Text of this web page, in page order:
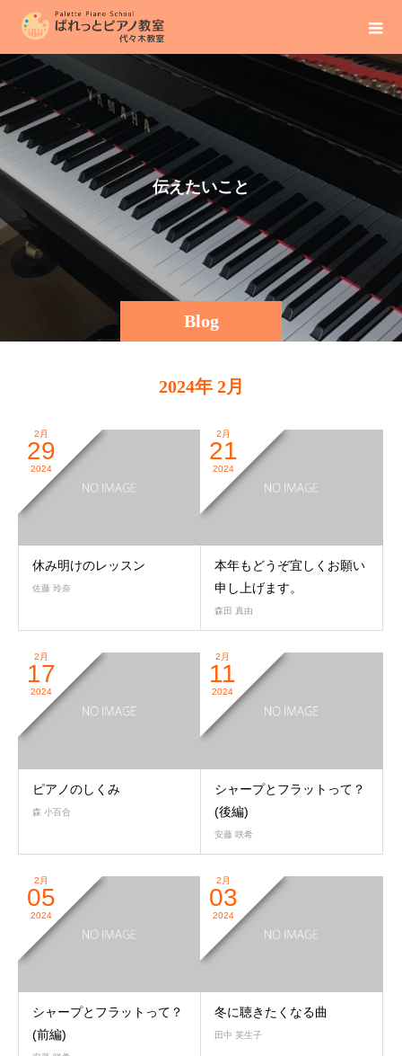
Blog
伝えたいこ と
その
2024年 2月
2月
29
2024
休み明けのレッスン
佐藤 玲奈
2月
21
2024
本年もどうぞ宜しくお願い
申し上げます。
森田 真由
2月
17
2024
ピアノのしくみ
森 小百合
2月
11
2024
シャープとフラットって？
(後編)
安藤 咲希
2月
05
2024
シャープとフラットって？
(前編)
2月
03
2024
冬に聴きたくなる曲
田中 芙生子